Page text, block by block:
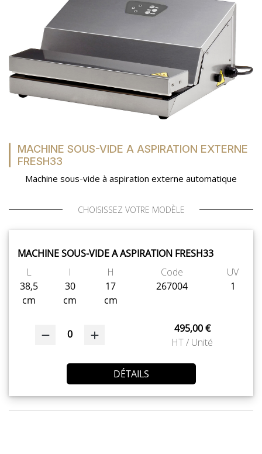
SUR-MESURE
MACHINE SOUS-VIDE A ASPIRATION EXTERNE
FRESH33
Machine sous-vide à aspiration externe automatique
CHOISISSEZ VOTRE MODÈLE
MACHINE SOUS-VIDE A ASPIRATION FRESH33
L
38,5
cm
l
30
cm
H
17
cm
Code
267004
UV
1
0
495,00 €
HT / Unité
DÉTAILS